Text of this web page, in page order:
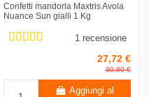
Confetti mandorla Maxtris Avola
Nuance Sun gialli 1 Kg
1 recensione
27,72 €
30,80 €
Aggiungi al